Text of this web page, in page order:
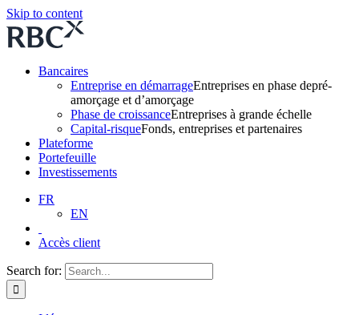
Skip to content
Bancaires
Entreprise en démarrageEntreprises en phase depré-
amorçage et d’amorçage
Phase de croissanceEntreprises à grande échelle
Capital-risqueFonds, entreprises et partenaires
Plateforme
Portefeuille
Investissements
FR
EN
Accès client
Search for: